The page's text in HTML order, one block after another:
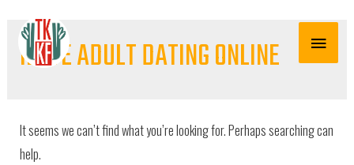
ILOVE ADULT DATING ONLINE
It seems we can’t find what you’re looking for. Perhaps searching can
help.